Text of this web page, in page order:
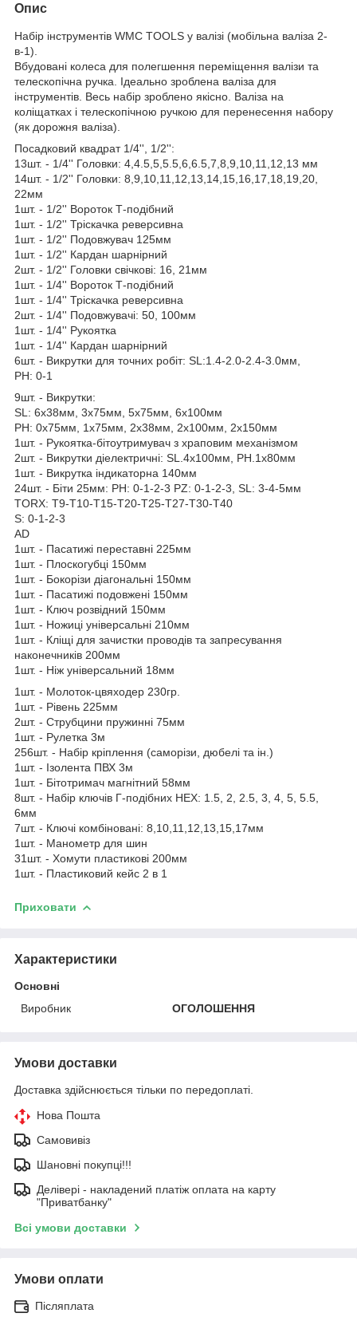
Опис
Набір інструментів WMC TOOLS у валізі (мобільна валіза 2-
в-1).
Вбудовані колеса для полегшення переміщення валізи та
телескопічна ручка. Ідеально зроблена валіза для
інструментів. Весь набір зроблено якісно. Валіза на
коліщатках і телескопічною ручкою для перенесення набору
(як дорожня валіза).
Посадковий квадрат 1/4'', 1/2'':
13шт. - 1/4'' Головки: 4,4.5,5,5.5,6,6.5,7,8,9,10,11,12,13 мм
14шт. - 1/2'' Головки: 8,9,10,11,12,13,14,15,16,17,18,19,20,
22мм
1шт. - 1/2'' Вороток Т-подібний
1шт. - 1/2'' Тріскачка реверсивна
1шт. - 1/2'' Подовжувач 125мм
1шт. - 1/2'' Кардан шарнірний
2шт. - 1/2'' Головки свічкові: 16, 21мм
1шт. - 1/4'' Вороток Т-подібний
1шт. - 1/4'' Тріскачка реверсивна
2шт. - 1/4'' Подовжувачі: 50, 100мм
1шт. - 1/4'' Рукоятка
1шт. - 1/4'' Кардан шарнірний
6шт. - Викрутки для точних робіт: SL:1.4-2.0-2.4-3.0мм,
PH: 0-1
9шт. - Викрутки:
SL: 6x38мм, 3x75мм, 5x75мм, 6x100мм
PH: 0x75мм, 1x75мм, 2x38мм, 2x100мм, 2x150мм
1шт. - Рукоятка-бітоутримувач з храповим механізмом
2шт. - Викрутки діелектричні: SL.4x100мм, PH.1x80мм
1шт. - Викрутка індикаторна 140мм
24шт. - Біти 25мм: PH: 0-1-2-3 PZ: 0-1-2-3, SL: 3-4-5мм
TORX: T9-T10-T15-T20-T25-T27-T30-T40
S: 0-1-2-3
AD
1шт. - Пасатижі переставні 225мм
1шт. - Плоскогубці 150мм
1шт. - Бокорізи діагональні 150мм
1шт. - Пасатижі подовжені 150мм
1шт. - Ключ розвідний 150мм
1шт. - Ножиці універсальні 210мм
1шт. - Кліщі для зачистки проводів та запресування
наконечників 200мм
1шт. - Ніж універсальний 18мм
1шт. - Молоток-цвяходер 230гр.
1шт. - Рівень 225мм
2шт. - Струбцини пружинні 75мм
1шт. - Рулетка 3м
256шт. - Набір кріплення (саморізи, дюбелі та ін.)
1шт. - Ізолента ПВХ 3м
1шт. - Бітотримач магнітний 58мм
8шт. - Набір ключів Г-подібних HEX: 1.5, 2, 2.5, 3, 4, 5, 5.5,
6мм
7шт. - Ключі комбіновані: 8,10,11,12,13,15,17мм
1шт. - Манометр для шин
31шт. - Хомути пластикові 200мм
1шт. - Пластиковий кейс 2 в 1
Приховати
Характеристики
Основні
Виробник
ОГОЛОШЕННЯ
Умови доставки
Доставка здійснюється тільки по передоплаті.
Нова Пошта
Самовивіз
Шановні покупці!!!
Делівері - накладений платіж оплата на карту
"Приватбанку"
Всі умови доставки
Умови оплати
Післяплата